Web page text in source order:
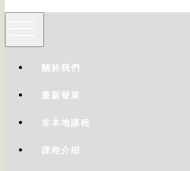
關於我們
最新發展
非本地課程
課程介绍